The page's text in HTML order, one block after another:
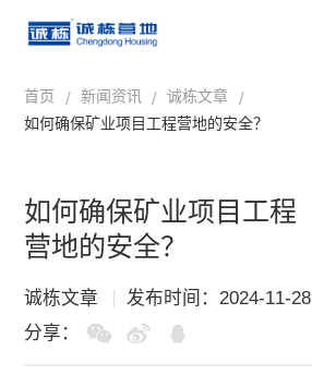
首页 / 新闻资讯 / 诚栋文章 /
如何确保矿业项目工程营地的安全？
如何确保矿业项目工程
营地的安全？
诚栋文章
发布时间：2024-11-28
分享：